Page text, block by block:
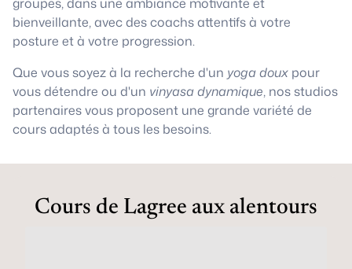
bienveillante, avec des coachs attentifs à votre
posture et à votre progression.
Que vous soyez à la recherche d'un yoga doux pour
vous détendre ou d'un vinyasa dynamique, nos studios
partenaires vous proposent une grande variété de
cours adaptés à tous les besoins.
Cours de Lagree aux alentours